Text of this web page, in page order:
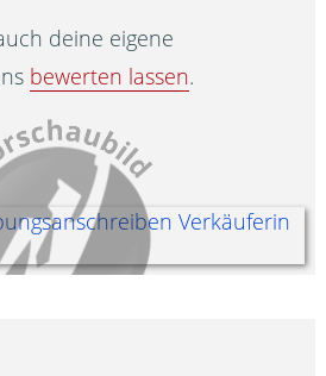
deine eigene
bewerten lassen.